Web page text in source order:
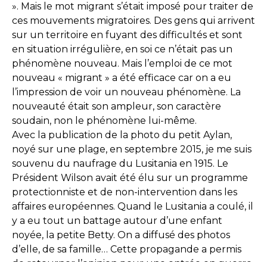
». Mais le mot migrant s’était imposé pour traiter de
ces mouvements migratoires. Des gens qui arrivent
sur un territoire en fuyant des difficultés et sont
en situation irrégulière, en soi ce n’était pas un
phénomène nouveau. Mais l’emploi de ce mot
nouveau « migrant » a été efficace car on a eu
l’impression de voir un nouveau phénomène. La
nouveauté était son ampleur, son caractère
soudain, non le phénomène lui-même.
Avec la publication de la photo du petit Aylan,
noyé sur une plage, en septembre 2015, je me suis
souvenu du naufrage du Lusitania en 1915. Le
Président Wilson avait été élu sur un programme
protectionniste et de non-intervention dans les
affaires européennes. Quand le Lusitania a coulé, il
y a eu tout un battage autour d’une enfant
noyée, la petite Betty. On a diffusé des photos
d’elle, de sa famille… Cette propagande a permis